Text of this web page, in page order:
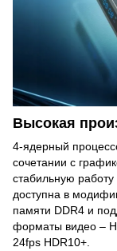
Высокая
4-ядерный
сочетании с
стабильную
доступна в
памяти DDR4 и
форматы видео –
24fps HDR10+.